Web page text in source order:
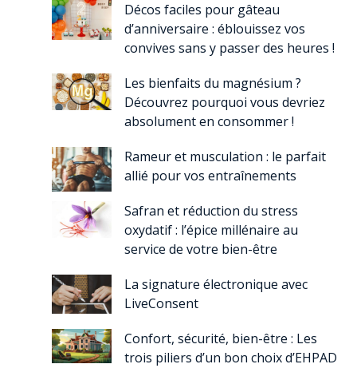
Décos faciles pour gâteau
d’anniversaire : éblouissez vos
convives sans y passer des heures !
Les bienfaits du magnésium ?
Découvrez pourquoi vous devriez
absolument en consommer !
Rameur et musculation : le parfait
allié pour vos entraînements
Safran et réduction du stress
oxydatif : l’épice millénaire au
service de votre bien-être
La signature électronique avec
LiveConsent
Confort, sécurité, bien-être : Les
trois piliers d’un bon choix d’EHPAD